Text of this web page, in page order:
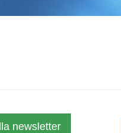
newsletter